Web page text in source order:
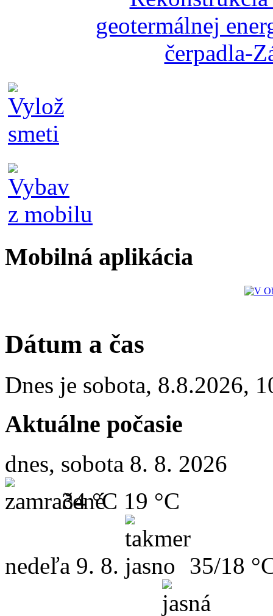
Mobilná aplikácia
Dátum a čas
Dnes je sobota, 8.8.2026,
Aktuálne počasie
dnes, sobota 8. 8. 2026
34 °C 19 °C
nedeľa 9. 8. 35/18